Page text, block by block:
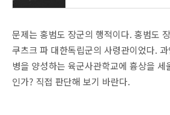
문제는 홍범도 장군의 행적이다. 홍범도
쿠츠크 파 대한독립군의 사령관이었다.
병을 양성하는 육군사관학교에 흉상을 세
인가? 직접 판단해 보기 바란다.